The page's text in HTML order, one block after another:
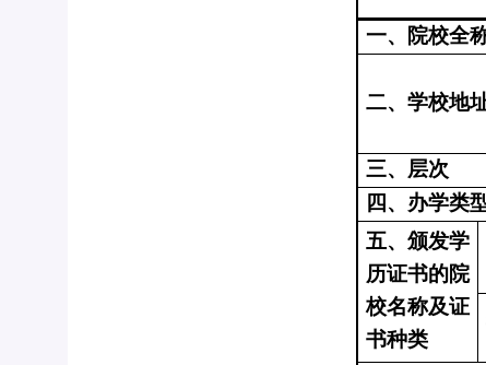
一、院校全
二、学校地
三、层次
四、办学类
五、颁发学
历证书的院
校名称及证
书种类